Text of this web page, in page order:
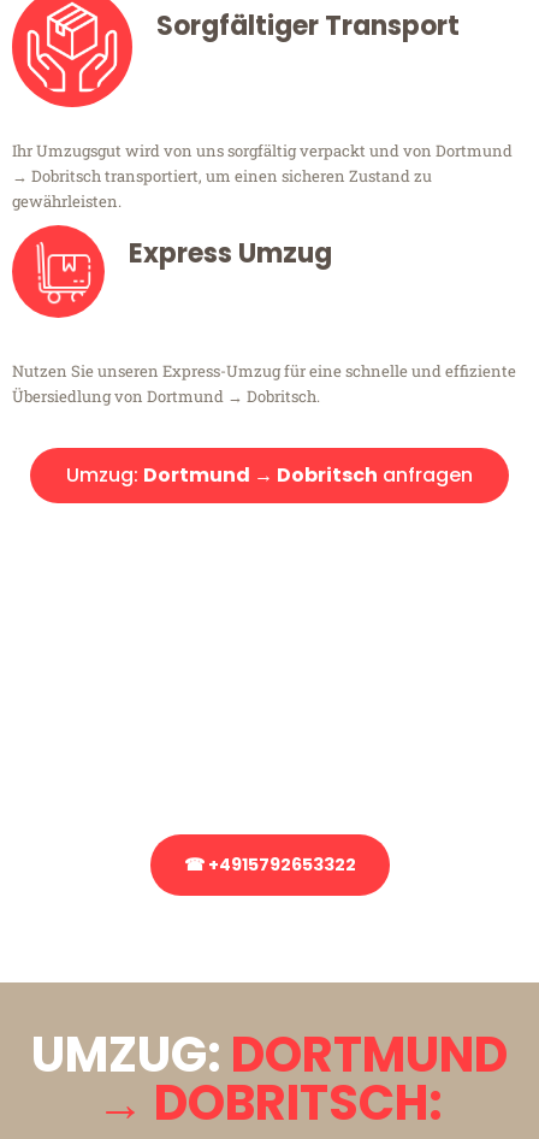
Sorgfältiger Transport
Ihr Umzugsgut wird von uns sorgfältig verpackt und von Dortmund
→ Dobritsch transportiert, um einen sicheren Zustand zu
gewährleisten.
Express Umzug
Nutzen Sie unseren Express-Umzug für eine schnelle und effiziente
Übersiedlung von Dortmund → Dobritsch.
Umzug: Dortmund → Dobritsch anfragen
☎ +4915792653322
UMZUG: DORTMUND
→ DOBRITSCH: